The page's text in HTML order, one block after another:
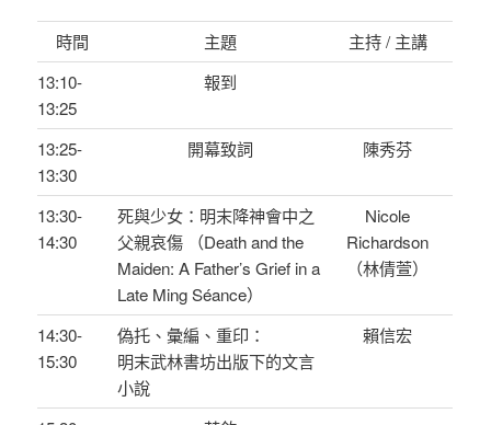
時間 主題
主持 / 主講
13:10-
13:25
報到
13:25-
13:30
開幕致詞 陳秀芬
13:30-
14:30
死與少女：明末降神會中之
父親哀傷 （Death and the
Maiden: A Father’s Grief in a
Late Ming Séance）
Nicole
Richardson
（林倩萱）
14:30-
15:30
偽托、彙編、重印：
明末武林書坊出版下的文言
小說
賴信宏